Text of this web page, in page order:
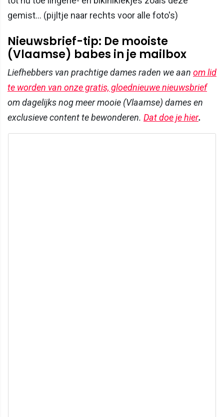
gemist... (pijltje naar rechts voor alle foto's)
Nieuwsbrief-tip: De mooiste
(Vlaamse) babes in je mailbox
Liefhebbers van prachtige dames raden we aan om lid
te worden van onze gratis, gloednieuwe nieuwsbrief
om dagelijks nog meer mooie (Vlaamse) dames en
exclusieve content te bewonderen. Dat doe je hier.